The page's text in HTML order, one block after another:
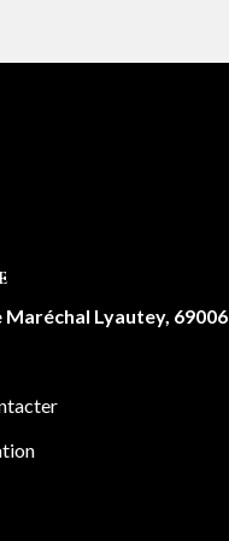
Maréchal Lyautey, 69006